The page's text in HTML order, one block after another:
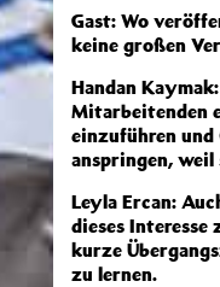
Gast: Wo
keine großen
Handan
Mitarbeitenden
einzuführen und
anspringen, weil
Leyla Ercan:
dieses Interesse
kurze
zu lernen.